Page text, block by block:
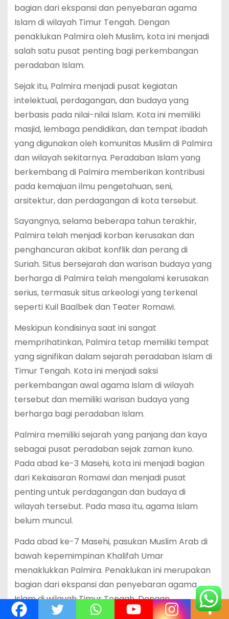
bagian dari ekspansi dan penyebaran agama
Islam di wilayah Timur Tengah. Dengan
penaklukan Palmira oleh Muslim, kota ini menjadi
salah satu pusat penting bagi perkembangan
peradaban Islam.
Sejak itu, Palmira menjadi pusat kegiatan
intelektual, perdagangan, dan budaya yang
berbasis pada nilai-nilai Islam. Kota ini memiliki
masjid, lembaga pendidikan, dan tempat ibadah
yang digunakan oleh komunitas Muslim di Palmira
dan wilayah sekitarnya. Peradaban Islam yang
berkembang di Palmira memberikan kontribusi
pada kemajuan ilmu pengetahuan, seni,
arsitektur, dan perdagangan di kota tersebut.
Sayangnya, selama beberapa tahun terakhir,
Palmira telah menjadi korban kerusakan dan
penghancuran akibat konflik dan perang di
Suriah. Situs bersejarah dan warisan budaya yang
berharga di Palmira telah mengalami kerusakan
serius, termasuk situs arkeologi yang terkenal
seperti Kuil Baalbek dan Teater Romawi.
Meskipun kondisinya saat ini sangat
memprihatinkan, Palmira tetap memiliki tempat
yang signifikan dalam sejarah peradaban Islam di
Timur Tengah. Kota ini menjadi saksi
perkembangan awal agama Islam di wilayah
tersebut dan memiliki warisan budaya yang
berharga bagi peradaban Islam.
Palmira memiliki sejarah yang panjang dan kaya
sebagai pusat peradaban sejak zaman kuno.
Pada abad ke-3 Masehi, kota ini menjadi bagian
dari Kekaisaran Romawi dan menjadi pusat
penting untuk perdagangan dan budaya di
wilayah tersebut. Pada masa itu, agama Islam
belum muncul.
Pada abad ke-7 Masehi, pasukan Muslim Arab di
bawah kepemimpinan Khalifah Umar
menaklukkan Palmira. Penaklukan ini merupakan
bagian dari ekspansi dan penyebaran agama
Islam di wilayah Timur Tengah. Dengan
penaklukan Palmira oleh Muslim, kota ini menjadi